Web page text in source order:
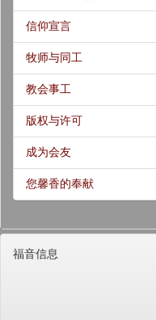
信仰宣言
牧师与同工
教会事工
版权与许可
成为会友
您馨香的奉献
福音信息